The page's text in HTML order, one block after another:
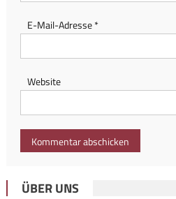
E-Mail-Adresse*
Website
ÜBER UNS